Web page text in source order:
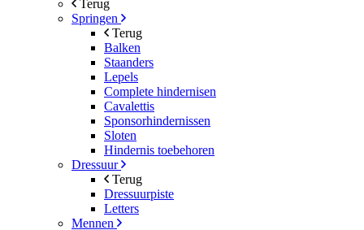
Terug
Springen
Terug
Balken
Staanders
Lepels
Complete hindernisen
Cavalettis
Sponsorhindernissen
Sloten
Hindernis toebehoren
Dressuur
Terug
Dressuurpiste
Letters
Mennen